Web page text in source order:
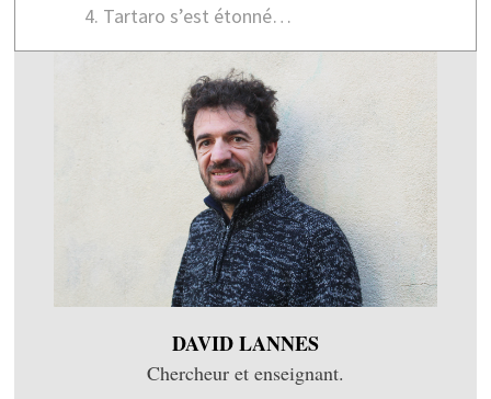
Tartaro s’est étonné…
DAVID LANNES
Chercheur et enseignant.